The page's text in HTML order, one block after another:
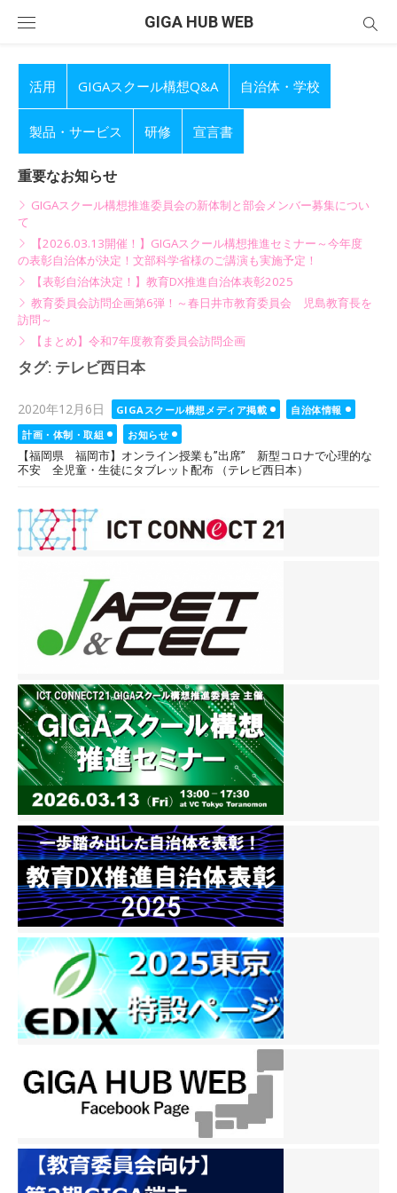
GIGA HUB WEB
活用 GIGAスクール構想Q&A 自治体・学校
製品・サービス 研修 宣言書
重要なお知らせ
GIGAスクール構想推進委員会の新体制と部会メンバー募集につい
て
【2026.03.13開催！】GIGAスクール構想推進セミナー～今年度
の表彰自治体が決定！文部科学省様のご講演も実施予定！
【表彰自治体決定！】教育DX推進自治体表彰2025
教育委員会訪問企画第6弾！～春日井市教育委員会 児島教育長を
訪問～
【まとめ】令和7年度教育委員会訪問企画
タグ: テレビ西日本
Posted
on
2020年12月6日 GIGAスクール構想メディア掲載
自治体情報
計画・体制・取組
お知らせ
【福岡県 福岡市】オンライン授業も”出席” 新型コロナで心理的な
不安 全児童・生徒にタブレット配布 （テレビ西日本）